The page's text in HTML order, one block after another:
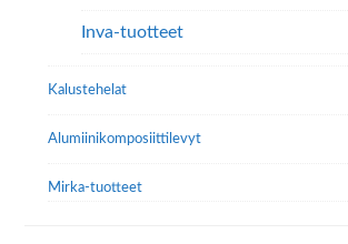
Inva-tuotteet
Kalustehelat
Alumiini­komposiitti­levyt
Mirka-tuotteet